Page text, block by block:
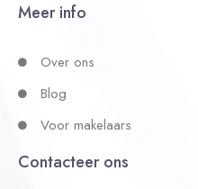
Meer info
Over ons
Blog
Voor makelaars
Contacteer ons